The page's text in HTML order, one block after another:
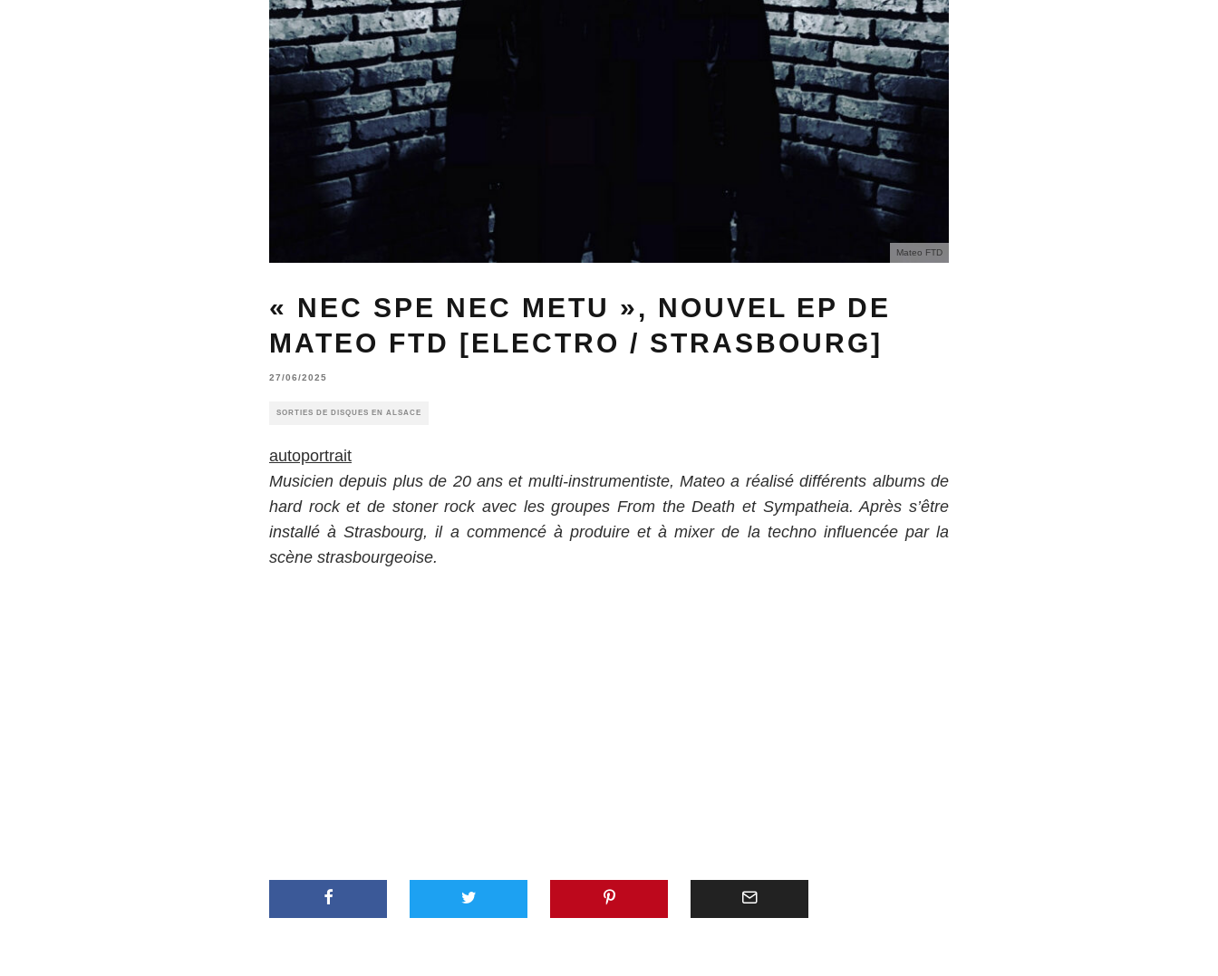
Mateo FTD
« NEC SPE NEC METU », NOUVEL EP DE
MATEO FTD [ELECTRO / STRASBOURG]
27/06/2025
SORTIES DE DISQUES EN ALSACE
autoportrait
Musicien depuis plus de 20 ans et multi-instrumentiste, Mateo a réalisé différents albums de
hard rock et de stoner rock avec les groupes From the Death et Sympatheia. Après s’être
installé à Strasbourg, il a commencé à produire et à mixer de la techno influencée par la
scène strasbourgeoise.